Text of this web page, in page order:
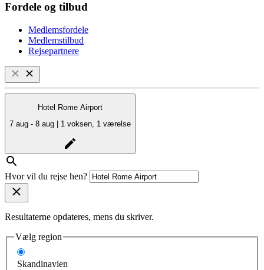
Fordele og tilbud
Medlemsfordele
Medlemstilbud
Rejsepartnere
Hotel Rome Airport
7 aug - 8 aug | 1 voksen, 1 værelse
Hvor vil du rejse hen?
Resultaterne opdateres, mens du skriver.
Vælg region
Skandinavien